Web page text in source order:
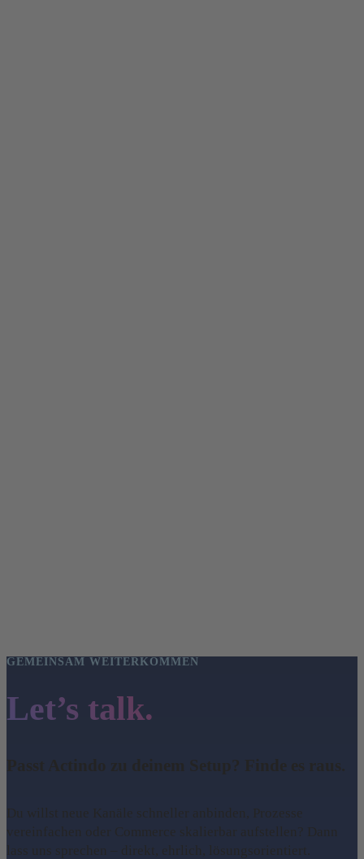
GEMEINSAM WEITERKOMMEN
Let’s talk.
Passt Actindo zu deinem Setup? Finde es raus.
Du willst neue Kanäle schneller anbinden, Prozesse
vereinfachen oder Commerce skalierbar aufstellen? Dann
lass uns sprechen – direkt, ehrlich, lösungsorientiert.